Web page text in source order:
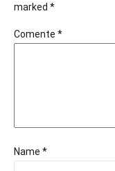
marked *
Comente *
Name *